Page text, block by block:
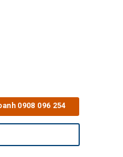
0908 096 254